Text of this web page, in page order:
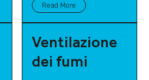
Read More
Ventilazione
dei fumi